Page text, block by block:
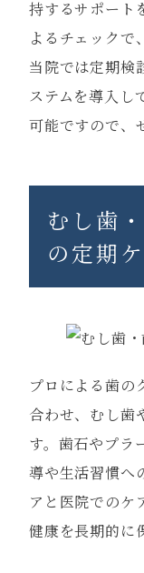
持するサポート
よるチェックで
当院では定期検
ステムを導入し
可能ですので、
むし歯
の定期
プロによる歯の
合わせ、むし歯
す。歯石やプラ
導や生活習慣へ
アと医院でのケ
健康を長期的に